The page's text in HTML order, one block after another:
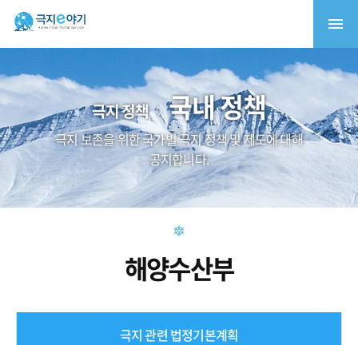
극지 정책 국내 정책
극지 보존을 위한 국가별 극지 정책 및 제도에 대해
공지합니다.
해양수산부
극지 관련 법정기본계획